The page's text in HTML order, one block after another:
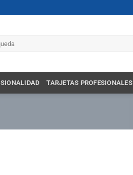
TARJETAS PROFESIONALES